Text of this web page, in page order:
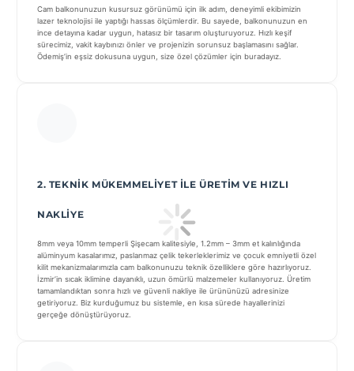
Cam balkonunuzun kusursuz görünümü için ilk adım, deneyimli ekibimizin
lazer teknolojisi ile yaptığı hassas ölçümlerdir. Bu sayede, balkonunuzun en
ince detayına kadar uygun, hatasız bir tasarım oluşturuyoruz. Hızlı keşif
sürecimiz, vakit kaybınızı önler ve projenizin sorunsuz başlamasını sağlar.
Ödemiş’in eşsiz dokusuna uygun, size özel çözümler için buradayız.
2. TEKNIK MÜKEMMELIYET ILE ÜRETIM VE HIZLI
NAKLIYE
8mm veya 10mm temperli Şişecam kalitesiyle, 1.2mm – 3mm et kalınlığında
alüminyum kasalarımız, paslanmaz çelik tekerleklerimiz ve çocuk emniyetli özel
kilit mekanizmalarımızla cam balkonunuzu teknik özelliklere göre hazırlıyoruz.
İzmir’in sıcak iklimine dayanıklı, uzun ömürlü malzemeler kullanıyoruz. Üretim
tamamlandıktan sonra hızlı ve güvenli nakliye ile ürününüzü adresinize
getiriyoruz. Biz kurduğumuz bu sistemle, en kısa sürede hayallerinizi
gerçeğe dönüştürüyoruz.